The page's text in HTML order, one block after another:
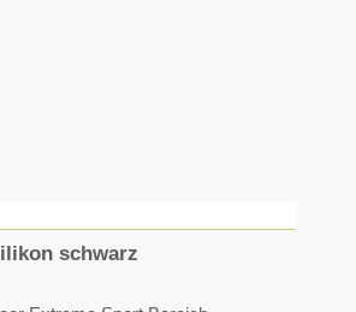
schwarz